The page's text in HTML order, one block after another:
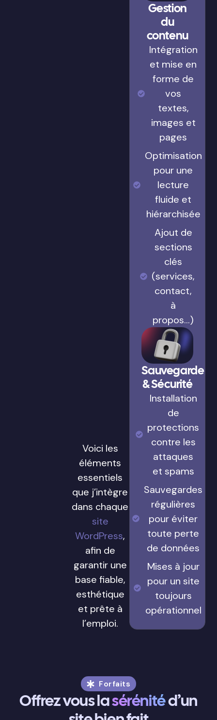
Voici les
éléments
essentiels
que j’intègre
dans chaque
site
WordPress,
afin de
garantir une
base fiable,
esthétique
et prête à
l’emploi.
Gestion
du
contenu
Intégration
et mise en
forme de
vos
textes,
images et
pages
Optimisation
pour une
lecture
fluide et
hiérarchisée
Ajout de
sections
clés
(services,
contact,
à
propos…)
Sauvegarde
& Sécurité
Installation
de
protections
contre les
attaques
et spams
Sauvegardes
régulières
pour éviter
toute perte
de données
Mises à jour
pour un site
toujours
opérationnel
Forfaits
Offrez vous lasérénitéd’un